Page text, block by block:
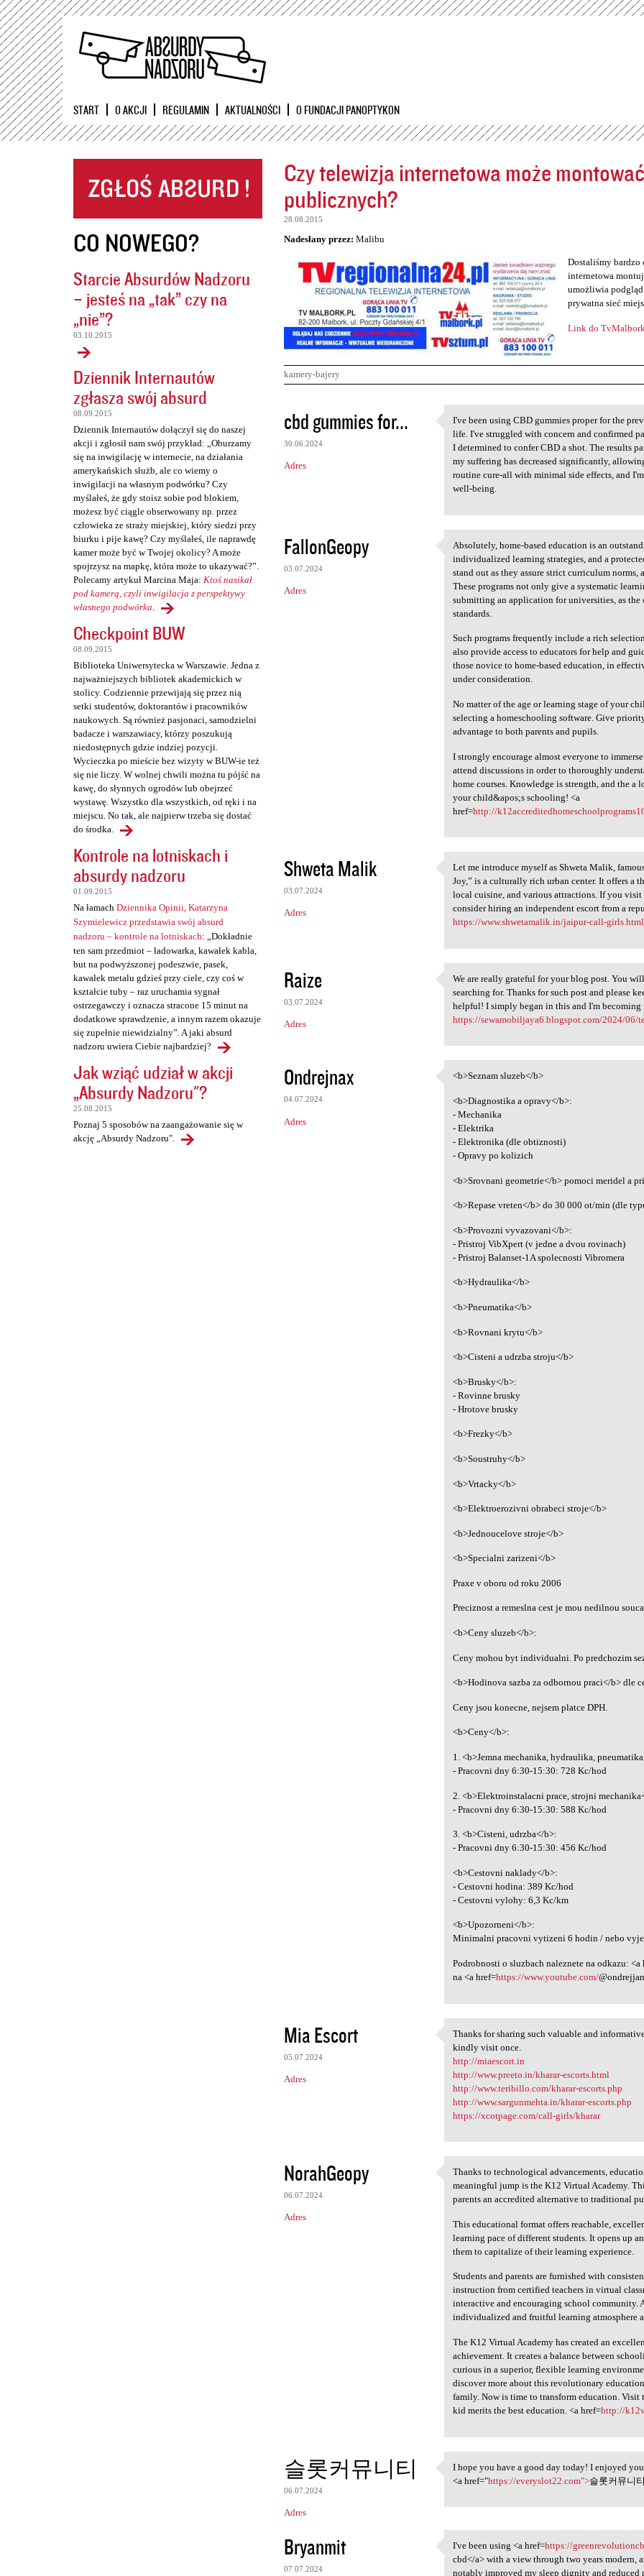
Przejdź
START O AKCJI REGULAMIN AKTUALNOŚCI O FUNDACJI PANOPTYKON
CO NOWEGO?
Starcie Absurdów Nadzoru
– jesteś na „tak” czy na
„nie”?
03.10.2015
Dziennik Internautów
zgłasza swój absurd
08.09.2015
Dziennik Internautów dołączył się do naszej
akcji i zgłosił nam swój przykład: „Oburzamy
się na inwigilację w internecie, na działania
amerykańskich służb, ale co wiemy o
inwigilacji na własnym podwórku? Czy
myślałeś, że gdy stoisz sobie pod blokiem,
możesz być ciągle obserwowany np. przez
człowieka ze straży miejskiej, który siedzi przy
biurku i pije kawę? Czy myślałeś, ile naprawdę
kamer może być w Twojej okolicy? A może
spojrzysz na mapkę, która może to ukazywać?”.
Polecamy artykuł Marcina Maja: Ktoś nasikał
pod kamerą, czyli inwigilacja z perspektywy
własnego podwórka.
Checkpoint BUW
08.09.2015
Biblioteka Uniwersytecka w Warszawie. Jedna z
najważniejszych bibliotek akademickich w
stolicy. Codziennie przewijają się przez nią
setki studentów, doktorantów i pracowników
naukowych. Są również pasjonaci, samodzielni
badacze i warszawiacy, którzy poszukują
niedostępnych gdzie indziej pozycji.
Wycieczka po mieście bez wizyty w BUW-ie też
się nie liczy. W wolnej chwili można tu pójść na
kawę, do słynnych ogrodów lub obejrzeć
wystawę. Wszystko dla wszystkich, od ręki i na
miejscu. No tak, ale najpierw trzeba się dostać
do środka.
Kontrole na lotniskach i
absurdy nadzoru
01.09.2015
Na łamach Dziennika Opinii, Katarzyna
Szymielewicz przedstawia swój absurd
nadzoru – kontrole na lotniskach: „Dokładnie
ten sam przedmiot – ładowarka, kawałek kabla,
but na podwyższonej podeszwie, pasek,
kawałek metalu gdzieś przy ciele, czy coś w
kształcie tuby – raz uruchamia sygnał
ostrzegawczy i oznacza stracone 15 minut na
dodatkowe sprawdzenie, a innym razem okazuje
się zupełnie niewidzialny”. A jaki absurd
nadzoru uwiera Ciebie najbardziej?
Jak wziąć udział w akcji
„Absurdy Nadzoru"?
25.08.2015
Poznaj 5 sposobów na zaangażowanie się w
akcję „Absurdy Nadzoru".
Czy telewizja internetowa może
publicznych?
28.08.2015
Nadesłany przez: Malibu
Dostaliśmy
internetowa
umożliwia podgląd
prywatna sieć
Link do
kamery-bajery
K
o
m
e
a
r
z
e
cbd gummies for...
30.06.2024
Adres
I've been using CBD gummies
I've been using CBD gummies proper for the
life. I've struggled with concern and confirmed
I determined to confer CBD a shot. The results
my suffering has decreased significantly,
routine cure-all with minimal side effects, and
well-being.
FallonGeopy
03.07.2024
Adres
Absolutely, home-based
Absolutely, home-based education is an
individualized learning strategies, and a
stand out as they assure strict curriculum
These programs not only give a systematic
submitting an application for universities, as
standards.
Such programs frequently include a rich
also provide access to educators for help and
those novice to home-based education, in
under consideration.
No matter of the age or learning stage of your
selecting a homeschooling software. Give
advantage to both parents and pupils.
I strongly encourage almost everyone to
attend discussions in order to thoroughly
home courses. Knowledge is strength, and the
your child&apos;s schooling! <a
href=http://
Shweta Malik
03.07.2024
Adres
Let me introduce myself as
Let me introduce myself as Shweta Malik,
Joy,” is a culturally rich urban center. It offers
local cuisine, and various attractions. If you
consider hiring an independent escort from a
https://www.shwetamalik.in/jaipur-call-girls.html
Raize
03.07.2024
Adres
We are really grateful for
We are really grateful for your blog post. You
searching for. Thanks for such post and please
helpful! I simply began in this and I'm
https://sewamobiljaya6.blogspot.com/2024/06/
Ondrejnax
04.07.2024
Adres
<b>Seznam sluzeb</b>
<b>Diagnostika a opravy</b>:
- Mechanika
- Elektrika
- Elektronika (dle obtiznosti)
- Opravy po kolizich
<b>Srovnani geometrie</b> pomoci meridel a
<b>Repase vreten</b> do 30 000 ot/min (dle
<b>Provozni vyvazovani</b>:
- Pristroj VibXpert (v jedne a dvou rovinach)
- Pristroj Balanset-1A spolecnosti Vibromera
<b>Hydraulika</b>
<b>Pneumatika</b>
<b>Rovnani krytu</b>
<b>Cisteni a udrzba stroju</b>
<b>Brusky</b>:
- Rovinne brusky
- Hrotove brusky
<b>Frezky</b>
<b>Soustruhy</b>
<b>Vrtacky</b>
<b>Elektroerozivni obrabeci stroje</b>
<b>Jednoucelove stroje</b>
<b>Specialni zarizeni</b>
Praxe v oboru od roku 2006
Preciznost a remeslna cest je mou nedilnou
<b>Ceny sluzeb</b>:
Ceny mohou byt individualni. Po predchozim
<b>Hodinova sazba za odbornou praci</b> dle
Ceny jsou konecne, nejsem platce DPH.
<b>Ceny</b>:
1. <b>Jemna mechanika, hydraulika,
- Pracovni dny 6:30-15:30: 728 Kc/hod
2. <b>Elektroinstalacni prace, strojni
- Pracovni dny 6:30-15:30: 588 Kc/hod
3. <b>Cisteni, udrzba</b>:
- Pracovni dny 6:30-15:30: 456 Kc/hod
<b>Cestovni naklady</b>:
- Cestovni hodina: 389 Kc/hod
- Cestovni vylohy: 6,3 Kc/km
<b>Upozorneni</b>:
Minimalni pracovni vytizeni 6 hodin / nebo
Podrobnosti o sluzbach naleznete na odkazu: <a
na <a href=https://www.youtube.com/
Mia Escort
05.07.2024
Adres
Thanks for sharing such
Thanks for sharing such valuable and
kindly visit once.
http://miaescort.in
http://www.preeto.in/kharar-escorts.html
http://www.teribillo.com/kharar-escorts.php
http://www.sargunmehta.in/kharar-escorts.php
https://xcotpage.com/call-girls/kharar
NorahGeopy
06.07.2024
Adres
Thanks to technological
Thanks to technological advancements,
meaningful jump is the K12 Virtual Academy.
parents an accredited alternative to traditional
This educational format offers reachable,
learning pace of different students. It opens up
them to capitalize of their learning experience.
Students and parents are furnished with
instruction from certified teachers in virtual
interactive and encouraging school community.
individualized and fruitful learning atmosphere
The K12 Virtual Academy has created an
achievement. It creates a balance between
curious in a superior, flexible learning
discover more about this revolutionary
family. Now is time to transform education. Visit
kid merits the best education. <a href=http://
슬롯커뮤니티
06.07.2024
Adres
I hope you have a good day
I hope you have a good day today! I enjoyed
<a href="https://everyslot22.com">슬롯커뮤니
Bryanmit
07.07.2024
I've been using <a href
I've been using <a href=https://
cbd</a> with a view through two years modern,
notably improved my sleep dignity and reduced